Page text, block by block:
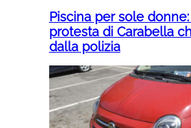
Piscina per sole
protesta di Carabella
dalla polizia